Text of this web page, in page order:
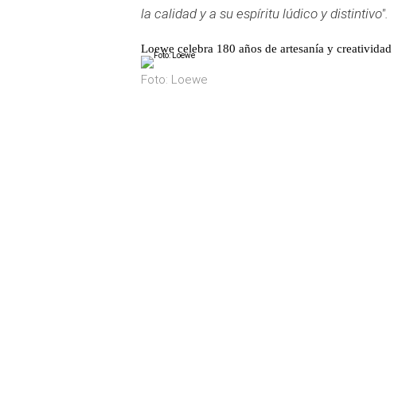
la calidad y a su espíritu lúdico y distintivo".
Loewe celebra 180 años de artesanía y creatividad
Foto: Loewe